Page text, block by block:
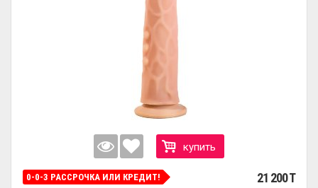
купить
0-0-3 РАССРОЧКА ИЛИ КРЕДИТ! 21 200 T